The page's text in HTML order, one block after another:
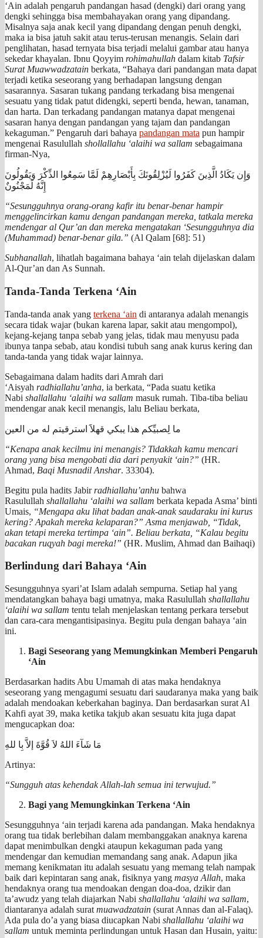
‘Ain adalah pengaruh pandangan hasad (dengki) dari orang yang
dengki sehingga bisa membahayakan orang yang dipandang.
Misalnya saja anak kecil yang dipandang dengan penuh dengki,
maka ia bisa jatuh sakit atau terus-terusan menangis. Selain dari
penglihatan, hasad ternyata bisa terjadi melalui gambar atau hanya
sekedar khayalan. Ibnu Qoyyim rohimahullah dalam kitab Tafsir
Surat Muawwadzatain berkata, “Bahaya dari pandangan mata dapat
terjadi ketika seseorang yang berhadapan langsung dengan
sasarannya. Sasaran tukang pandang terkadang bisa mengenai
sesuatu yang tidak patut didengki, seperti benda, hewan, tanaman,
dan harta. Dan terkadang pandangan matanya dapat mengenai
sasaran hanya dengan pandangan yang tajam dan pandangan
kekaguman.” Pengaruh dari bahaya pandangan mata pun hampir
mengenai Rasulullah shollallahu ‘alaihi wa sallam sebagaimana
firman-Nya,
وَإِن يَكَادُ الَّذِينَ كَفَرُوا لَيُزْلِقُونَكَ بِأَبْصَارِهِمْ لَمَّا سَمِعُوا الذِّكْرَ وَيَقُولُونَ
إِنَّهُ لَمَجْنُونٌ
“Sesungguhnya orang-orang kafir itu benar-benar hampir
menggelincirkan kamu dengan pandangan mereka, tatkala mereka
mendengar al Qur’an dan mereka mengatakan ‘Sesungguhnya dia
(Muhammad) benar-benar gila.” (Al Qalam [68]: 51)
Subhanallah, lihatlah bagaimana bahaya ‘ain telah dijelaskan dalam
Al-Qur’an dan As Sunnah.
Tanda-Tanda Terkena ‘Ain
Tanda-tanda anak yang terkena ‘ain di antaranya adalah menangis
secara tidak wajar (bukan karena lapar, sakit atau mengompol),
kejang-kejang tanpa sebab yang jelas, tidak mau menyusu pada
ibunya tanpa sebab, atau kondisi tubuh sang anak kurus kering dan
tanda-tanda yang tidak wajar lainnya.
Sebagaimana dalam hadits dari Amrah dari
‘Aisyah radhiallahu’anha, ia berkata, “Pada suatu ketika
Nabi shallallahu ‘alaihi wa sallam masuk rumah. Tiba-tiba beliau
mendengar anak kecil menangis, lalu Beliau berkata,
ما لِصبيِّكم هذا يبكي قهلاََ استرقيتم له من العين
“Kenapa anak kecilmu ini menangis? Tidakkah kamu mencari
orang yang bisa mengobati dia dari penyakit ‘ain?” (HR.
Ahmad, Baqi Musnadil Anshar. 33304).
Begitu pula hadits Jabirradhiallahu’anhu bahwa
Rasulullah shallallahu ‘alaihi wa sallam berkata kepada Asma’ binti
Umais, “Mengapa aku lihat badan anak-anak saudaraku ini kurus
kering? Apakah mereka kelaparan?” Asma menjawab, “Tidak,
akan tetapi mereka tertimpa ‘ain”. Beliau berkata, “Kalau begitu
bacakan ruqyah bagi mereka!” (HR. Muslim, Ahmad dan Baihaqi)
Berlindung dari Bahaya ‘Ain
Sesungguhnya syari’at Islam adalah sempurna. Setiap hal yang
mendatangkan bahaya bagi umatnya, maka Rasulullah shallallahu
‘alaihi wa sallam tentu telah menjelaskan tentang perkara tersebut
dan cara-cara mengantisipasinya. Begitu pula dengan bahaya ‘ain
ini.
Bagi Seseorang yang Memungkinkan Memberi Pengaruh
‘Ain
Berdasarkan hadits Abu Umamah di atas maka hendaknya
seseorang yang mengagumi sesuatu dari saudaranya maka yang baik
adalah mendoakan keberkahan baginya. Dan berdasarkan surat Al
Kahfi ayat 39, maka ketika takjub akan sesuatu kita juga dapat
mengucapkan doa:
مَا شَآءَ اللهُ لاَ قُوَّةَ إلاَّ بِا للهِ
Artinya:
“Sungguh atas kehendak Allah-lah semua ini terwujud.”
Bagi yang Memungkinkan Terkena ‘Ain
Sesungguhnya ‘ain terjadi karena ada pandangan. Maka hendaknya
orang tua tidak berlebihan dalam membanggakan anaknya karena
dapat menimbulkan dengki ataupun kekaguman pada yang
mendengar dan kemudian memandang sang anak. Adapun jika
memang kenikmatan itu adalah sesuatu yang memang telah nampak
baik dari kepintaran sang anak, fisiknya yang masya Allah, maka
hendaknya orang tua mendoakan dengan doa-doa, dzikir dan
ta’awudz yang telah diajarkan Nabi shallallahu ‘alaihi wa sallam,
diantaranya adalah surat muawadzatain (surat Annas dan al-Falaq).
Ada pula do’a yang biasa diucapkan Nabi shallallahu ‘alaihi wa
sallam untuk meminta perlindungan untuk Hasan dan Husain, yaitu: